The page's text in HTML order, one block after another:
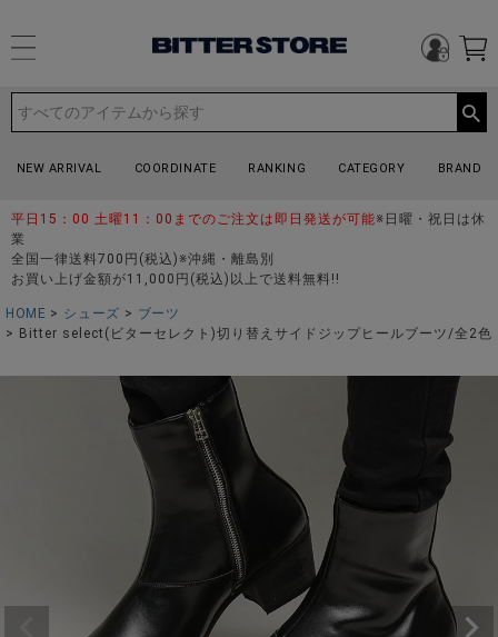
NEW ARRIVAL COORDINATE RANKING CATEGORY BRAND
平日15：00 土曜11：00までのご注文は即日発送が可能※日曜・祝日は休
業
全国一律送料700円(税込)※沖縄・離島別
お買い上げ金額が11,000円(税込)以上で送料無料!!
HOME シューズ
ブーツ
Bitter select(ビターセレクト)切り替えサイドジップヒールブーツ/全2色